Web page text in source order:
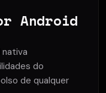
Android
do
de qualquer